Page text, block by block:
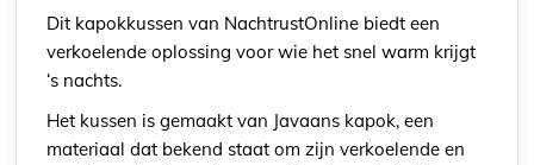
Dit kapokkussen van NachtrustOnline biedt een
verkoelende oplossing voor wie het snel warm krijgt
‘s nachts.
Het kussen is gemaakt van Javaans kapok, een
materiaal dat bekend staat om zijn verkoelende en